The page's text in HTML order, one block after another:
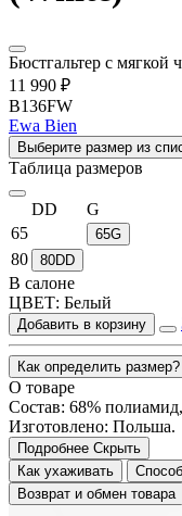
Бюстгальтер с мягкой
11 990 ₽
B136FW
Ewa Bien
Выберите размер из
Таблица размеров
DD
G
65
65G
80 80DD
В салоне
ЦВЕТ: Белый
Добавить в корзину
Как определить размер?
О товаре
Состав: 68%
Изготовлено: Польша.
Подробнее Скрыть
Как ухаживать
Возврат и обмен товара